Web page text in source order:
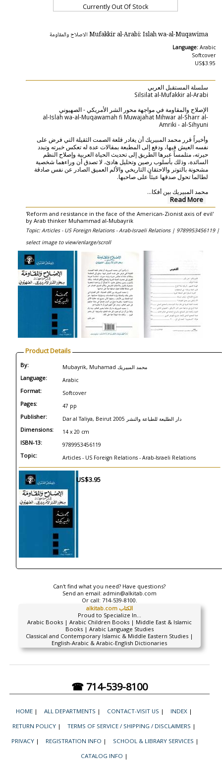
Currently Out Of Stock
Mufakkir al-Arabi: Islah wa-al-Muqawima الاصلاح والمقاومة
Language: Arabic
Softcover
US$3.95
‏سلسلة المستقبل العربي
Silsilat al-Mufakkir al-Arabi
الإصلاح والمقاومة في مواجهة محور الشر الأمريكي - الصهيوني
al-Islah wa-al-Muqawamah fi Muwajahat Mihwar al-Sharr al-
Amriki - al-Sihyuni
وأخيراً قرر محمد المبيريك أن يغادر قلعة الصمت الثقيلة التي فرض على
نفسه العيش فيها، ودفع إلى المطبعة بمقالات عدة له تعكس خبرته وتبدد
حيرته، متلمساً عبرها الطريق إلى تحديث الحياة العربية وإصلاح النظم
السائدة، وذلك بأسلوب رصين وتحليل هادئ، لا تصدق أن وراءهما شخصية
مشحونة بالتوتر والاحتقان التاريخي والألم العميق الصادر عن نفس صادقة
لطالما تحول صدقها عبئاً على صاحبها.
محمد المبيريك بين أفكا...
Read More
'Reform and resistance in the face of the American-Zionist axis of evil'
by Arab thinker Muhammad al-Mubayrik
Topic: Articles - US Foreign Relations - Arab-Israeli Relations | 9789953456119 |
select image to view/enlarge/scroll
Product Details
By: Mubayrik, Muhamad محمد المبيريك
Language: Arabic
Format: Softcover
Pages: 47 pp
Publisher: Dar al Taliya, Beirut 2005 دار الطليعة للطباعة والنشر
Dimensions: 14 x 20 cm
ISBN-13: 9789953456119
Topic: Articles - US Foreign Relations - Arab-Israeli Relations
US$3.95
Can't find what you need? Have questions?
Send an email: admin@alkitab.com
Or call: 714-539-8100.
alkitab.com الكتاب
Proud to Specialize In...
Arabic Books | Arabic Children Books | Middle East & Islamic
Books | Arabic Language Studies
Classical and Contemporary Islamic & Middle Eastern Studies |
English-Arabic & Arabic-English Dictionaries
☎ 714-539-8100
HOME | ALL DEPARTMENTS | CONTACT-VISIT US | INDEX |
RETURN POLICY | TERMS OF SERVICE / SHIPPING / DISCLAIMERS |
PRIVACY | REGISTRATION INFO | SCHOOL & LIBRARY SERVICES |
CATALOG INFO |